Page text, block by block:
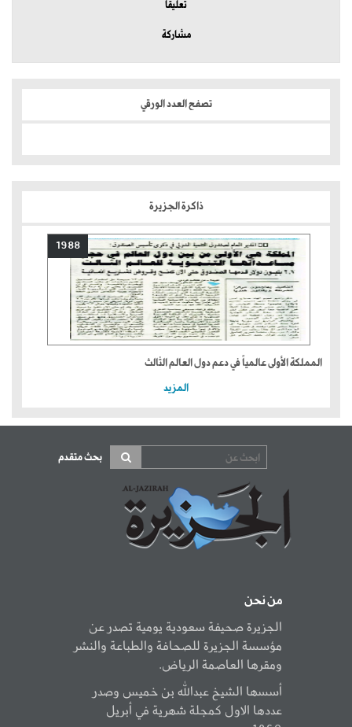
تعليقا
مشاركة
تصفح العدد الورقي
ذاكرة الجزيرة
1988
المملكة الأولى عالمياً في دعم دول العالم الثالث
المزيد
بحث متقدم
من نحن
الجزيرة صحيفة سعودية يومية تصدر عن
مؤسسة الجزيرة للصحافة والطباعة والنشر
ومقرها العاصمة الرياض.
أسسها الشيخ عبدالله بن خميس وصدر
عددها الاول كمجلة شهرية في أبريل